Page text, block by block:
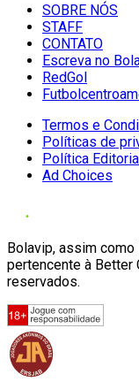
SOBRE NÓS
STAFF
CONTATO
Escreva no
RedGol
Termos e
Políticas de
Política
Ad Choices
Bolavip, assim
pertencente à
reservados.